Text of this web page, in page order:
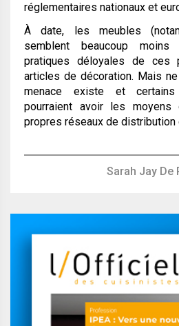
réglementaires nationaux et
À date, les meubles
semblent beaucoup
pratiques déloyales de ces
articles de décoration. Mais
menace existe et certains
pourraient avoir les moyens
propres réseaux de distribution
Sarah Jay De